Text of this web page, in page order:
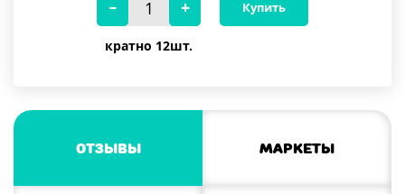
кратно 12шт.
Купить
Отзывы Маркеты